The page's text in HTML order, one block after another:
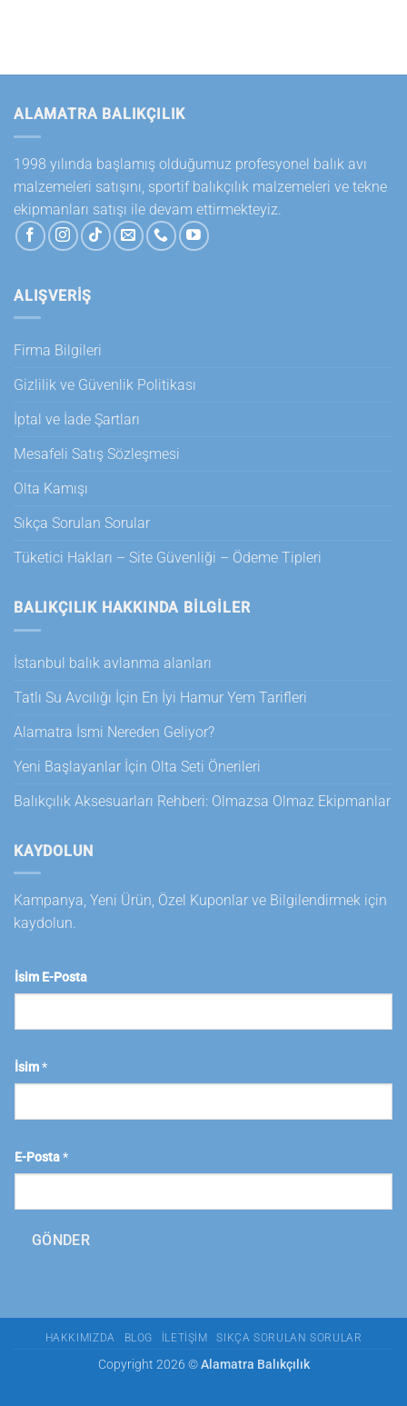
ALAMATRA BALIKÇILIK
1998 yılında başlamış olduğumuz profesyonel balık avı
malzemeleri satışını, sportif balıkçılık malzemeleri ve tekne
ekipmanları satışı ile devam ettirmekteyiz.
ALIŞVERİŞ
Firma Bilgileri
Gizlilik ve Güvenlik Politikası
İptal ve İade Şartları
Mesafeli Satış Sözleşmesi
Olta Kamışı
Sıkça Sorulan Sorular
Tüketici Hakları – Site Güvenliği – Ödeme Tipleri
BALIKÇILIK HAKKINDA BILGILER
İstanbul balık avlanma alanları
Tatlı Su Avcılığı İçin En İyi Hamur Yem Tarifleri
Alamatra İsmi Nereden Geliyor?
Yeni Başlayanlar İçin Olta Seti Önerileri
Balıkçılık Aksesuarları Rehberi: Olmazsa Olmaz Ekipmanlar
KAYDOLUN
Kampanya, Yeni Ürün, Özel Kuponlar ve Bilgilendirmek için
kaydolun.
İsim E-Posta
İsim*
E-Posta*
GÖNDER
HAKKIMIZDA BLOG İLETIŞIM SIKÇA SORULAN SORULAR
Copyright 2026 ©Alamatra Balıkçılık